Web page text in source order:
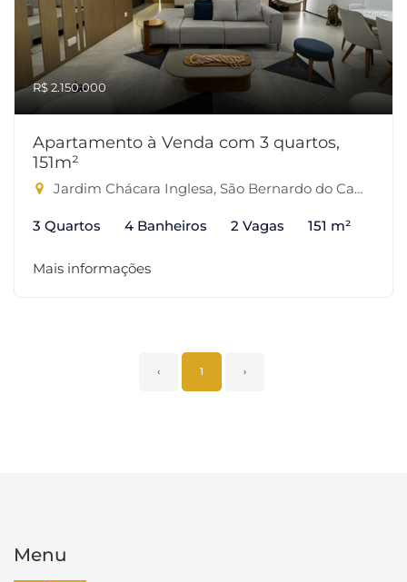
R$ 2.150.000
Apartamento à Venda com 3 quartos,
151m²
Jardim Chácara Inglesa, São Bernardo do Campo-SP
3 Quartos 4 Banheiros 2 Vagas 151 m²
Mais informações
‹ 1 ›
Menu